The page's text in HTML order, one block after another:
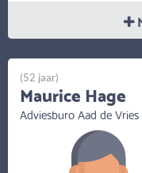
(52 jaar)
Maurice Hage
Adviesburo Aad de